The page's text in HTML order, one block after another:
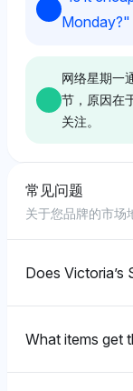
羊。其情感语
费者需求。
Grok
Grok 强烈偏
它们在游戏行
这些主机在销
Perplexity 倾
(11.3%)，但
的科技生态系
气是中性的，
ChatGPT 突
显示了对黑色
择，可能会在
扣。
Grok
Grok 偏爱沃尔
其积极的基调
和一般商品。
Gemini
Gemini 展示了
Deepseek 强
工具跟踪黑色
实用性，每个
Keepa（各
星期五之前交
（3%），可能
尔玛（各 3%
Monday?"
网络星期一
节，原因在
关注。
Deepseek
Deepseek 倾
性）和沃尔玛
店或混合交易
的主导地位，
Chatgpt
常见问题
关于您品牌的市场
Does Victoria’s
What items get